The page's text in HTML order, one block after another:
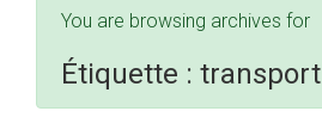
You are browsing archives for
Étiquette : transport